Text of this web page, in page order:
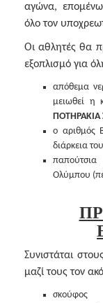
αγώνα,
όλο τον
Οι αθλητές θα
εξοπλισμό για
απόθεμα
μειωθεί η
ο αριθμός
διάρκεια
Ολύμπου
Συνιστάται
μαζί τους τον
σκούφος